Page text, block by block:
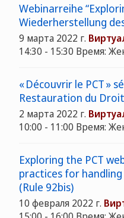
Webinarreihe
Wiederherstellung
9 марта 2022 г.
14:30 - 15:30 Время:
« Découvrir le PCT »
Restauration du
2 марта 2022 г.
10:00 - 11:00 Время:
Exploring the PCT
practices for
(Rule 92bis)
10 февраля 2022 г.